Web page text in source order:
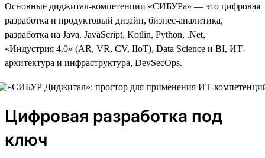
Основные диджитал-компетенции «СИБУРа» — это цифровая
разработка и продуктовый дизайн, бизнес-аналитика,
разработка на Java, JavaScript, Kotlin, Python, .Net,
«Индустрия 4.0» (AR, VR, CV, IIoT), Data Science и BI, ИТ-
архитектура и инфраструктура, DevSecOps.
Цифровая разработка под
ключ